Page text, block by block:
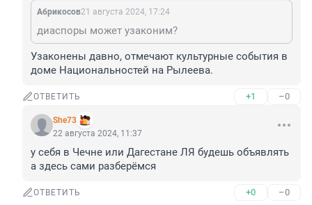
Абрикосов21 августа 2024, 17:24
диаспоры может узаконим?
Узаконены давно, отмечают культурные события в
доме Национальностей на Рылеева.
ОТВЕТИТЬ +1 –0
She73
22 августа 2024, 11:37
у себя в Чечне или Дагестане ЛЯ будешь объявлять
а здесь сами разберёмся
ОТВЕТИТЬ +0 –0